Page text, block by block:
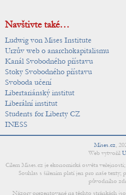
Navštivte také…
Ludwig von Mises Institute
Urzův web o anarchokapitalismu
Kanál Svobodného přístavu
Stoky Svobodného přístavu
Svoboda učení
Libertariánský institut
Liberální institut
Students for Liberty CZ
INESS
Mises.cz,
Web vytvořil
Cílem Mises.cz je ekonomická osvěta
Souhlas s šířením platí jen pro naše texty;
původního
Názory prezentované na těchto stránkách